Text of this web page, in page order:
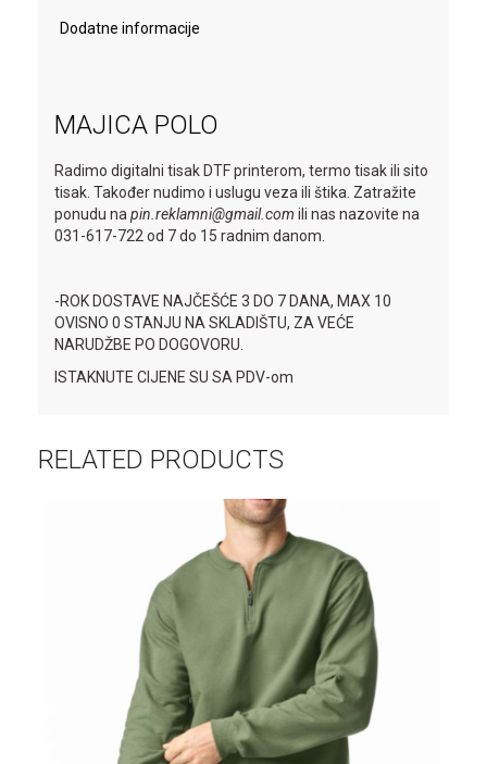
Dodatne informacije
MAJICA POLO
Radimo digitalni tisak DTF printerom, termo tisak ili sito
tisak. Također nudimo i uslugu veza ili štika. Zatražite
ponudu napin.reklamni@gmail.com ili nas nazovite na
031-617-722 od 7 do 15 radnim danom.
-ROK DOSTAVE NAJČEŠĆE 3 DO 7 DANA, MAX 10
OVISNO 0 STANJU NA SKLADIŠTU, ZA VEĆE
NARUDŽBE PO DOGOVORU.
ISTAKNUTE CIJENE SU SA PDV-om
RELATED PRODUCTS